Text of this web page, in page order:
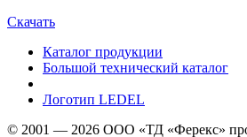
Скачать
Каталог продукции
Большой технический каталог
Логотип LEDEL
© 2001 — 2026 ООО «ТД «Ферекс»